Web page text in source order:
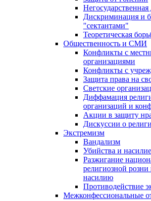
Дискриминация и
"сектантами"
Теоретическая
Общественность и СМИ
Конфликты с
организациями
Конфликты с
Защита права на
Светские
Диффамация
организаций и
Акции в защиту
Дискуссии о
Экстремизм
Вандализм
Убийства и насилие
Разжигание
религиозной
насилию
Противодействие
Межконфессиональные